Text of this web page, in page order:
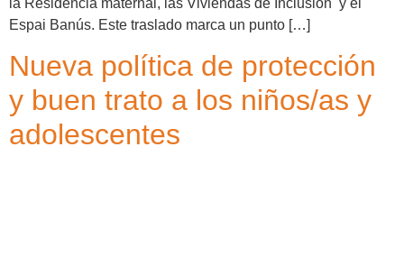
Espai Banús. Este traslado marca un punto […]
Nueva política de protección
y buen trato a los niños/as y
adolescentes